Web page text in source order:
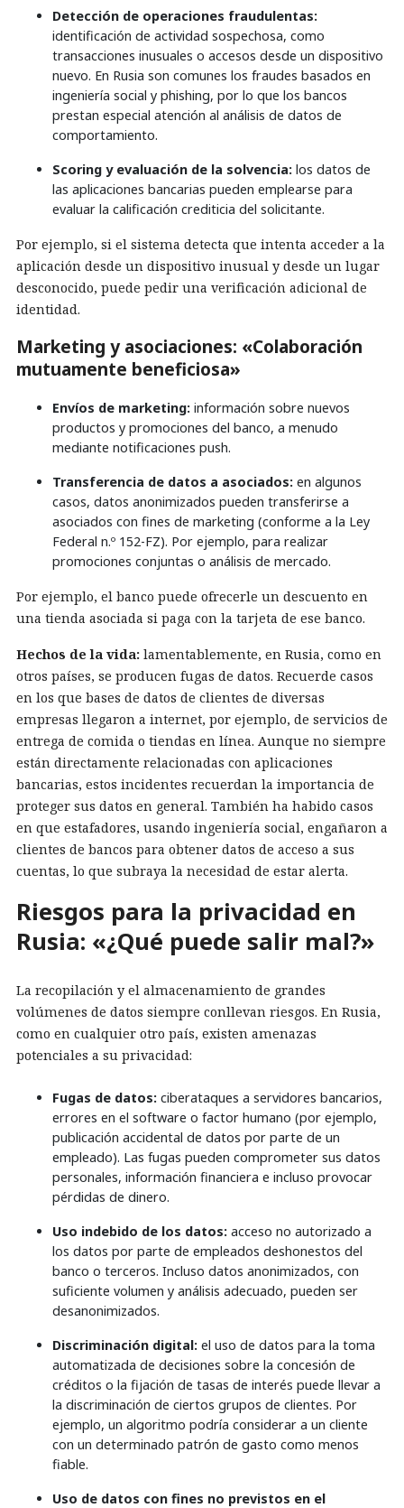
Detección de operaciones fraudulentas:
identificación de actividad sospechosa, como
transacciones inusuales o accesos desde un dispositivo
nuevo. En Rusia son comunes los fraudes basados en
ingeniería social y phishing, por lo que los bancos
prestan especial atención al análisis de datos de
comportamiento.
Scoring y evaluación de la solvencia: los datos de
las aplicaciones bancarias pueden emplearse para
evaluar la calificación crediticia del solicitante.
Por ejemplo, si el sistema detecta que intenta acceder a la
aplicación desde un dispositivo inusual y desde un lugar
desconocido, puede pedir una verificación adicional de
identidad.
Marketing y asociaciones: «Colaboración
mutuamente beneficiosa»
Envíos de marketing: información sobre nuevos
productos y promociones del banco, a menudo
mediante notificaciones push.
Transferencia de datos a asociados: en algunos
casos, datos anonimizados pueden transferirse a
asociados con fines de marketing (conforme a la Ley
Federal n.º 152-FZ). Por ejemplo, para realizar
promociones conjuntas o análisis de mercado.
Por ejemplo, el banco puede ofrecerle un descuento en
una tienda asociada si paga con la tarjeta de ese banco.
Hechos de la vida: lamentablemente, en Rusia, como en
otros países, se producen fugas de datos. Recuerde casos
en los que bases de datos de clientes de diversas
empresas llegaron a internet, por ejemplo, de servicios de
entrega de comida o tiendas en línea. Aunque no siempre
están directamente relacionadas con aplicaciones
bancarias, estos incidentes recuerdan la importancia de
proteger sus datos en general. También ha habido casos
en que estafadores, usando ingeniería social, engañaron a
clientes de bancos para obtener datos de acceso a sus
cuentas, lo que subraya la necesidad de estar alerta.
Riesgos para la privacidad en
Rusia: «¿Qué puede salir mal?»
La recopilación y el almacenamiento de grandes
volúmenes de datos siempre conllevan riesgos. En Rusia,
como en cualquier otro país, existen amenazas
potenciales a su privacidad:
Fugas de datos: ciberataques a servidores bancarios,
errores en el software o factor humano (por ejemplo,
publicación accidental de datos por parte de un
empleado). Las fugas pueden comprometer sus datos
personales, información financiera e incluso provocar
pérdidas de dinero.
Uso indebido de los datos: acceso no autorizado a
los datos por parte de empleados deshonestos del
banco o terceros. Incluso datos anonimizados, con
suficiente volumen y análisis adecuado, pueden ser
desanonimizados.
Discriminación digital: el uso de datos para la toma
automatizada de decisiones sobre la concesión de
créditos o la fijación de tasas de interés puede llevar a
la discriminación de ciertos grupos de clientes. Por
ejemplo, un algoritmo podría considerar a un cliente
con un determinado patrón de gasto como menos
fiable.
Uso de datos con fines no previstos en el